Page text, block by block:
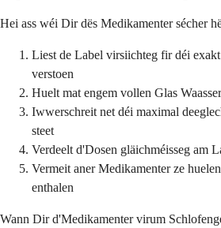
Hei ass wéi Dir dës Medikamenter sécher
Liest de Label virsiichteg fir déi
verstoen
Huelt mat engem vollen Glas Waasser
Iwwerschreit net déi maximal
steet
Verdeelt d'Dosen gläichméisseg am
Vermeit aner Medikamenter ze
enthalen
Wann Dir d'Medikamenter virum